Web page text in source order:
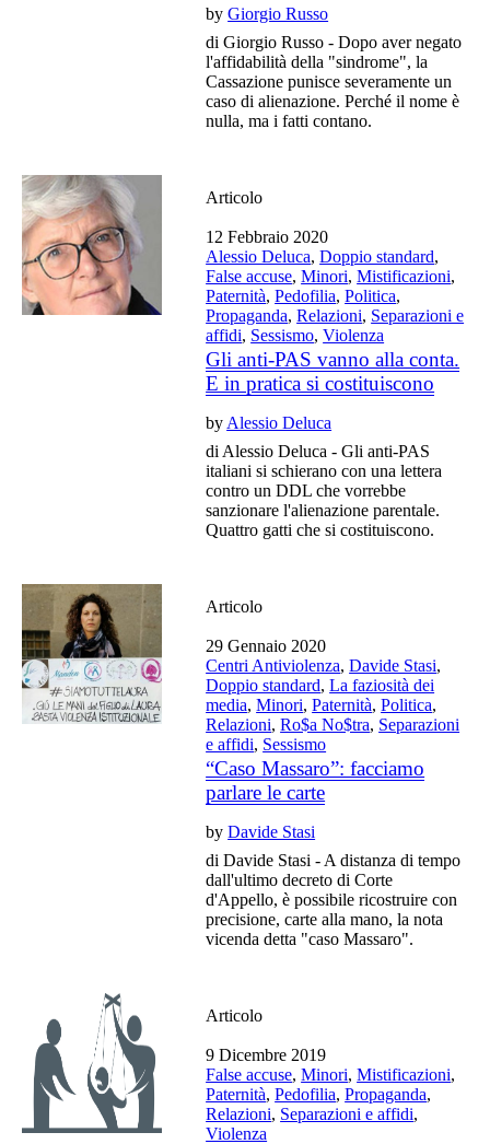
byGiorgio Russo
di Giorgio Russo - Dopo aver negato
l'affidabilità della "sindrome", la
Cassazione punisce severamente un
caso di alienazione. Perché il nome è
nulla, ma i fatti contano.
Articolo
12 Febbraio 2020
Alessio Deluca,Doppio standard,
False accuse,Minori,Mistificazioni,
Paternità,Pedofilia,Politica,
Propaganda,Relazioni, Separazioni e
affidi, Sessismo,Violenza
Gli anti-PAS vanno alla conta.
E in pratica si costituiscono
by Alessio Deluca
di Alessio Deluca - Gli anti-PAS
italiani si schierano con una lettera
contro un DDL che vorrebbe
sanzionare l'alienazione parentale.
Quattro gatti che si costituiscono.
Articolo
29 Gennaio 2020
Centri Antiviolenza,Davide Stasi,
Doppio standard,La faziosità dei
media,Minori,Paternità,Politica,
Relazioni,Ro$a No$tra, Separazioni
e affidi, Sessismo
“Caso Massaro”: facciamo
parlare le carte
byDavide Stasi
di Davide Stasi - A distanza di tempo
dall'ultimo decreto di Corte
d'Appello, è possibile ricostruire con
precisione, carte alla mano, la nota
vicenda detta "caso Massaro".
Articolo
9 Dicembre 2019
False accuse,Minori,Mistificazioni,
Paternità,Pedofilia,Propaganda,
Relazioni, Separazioni e affidi,
Violenza